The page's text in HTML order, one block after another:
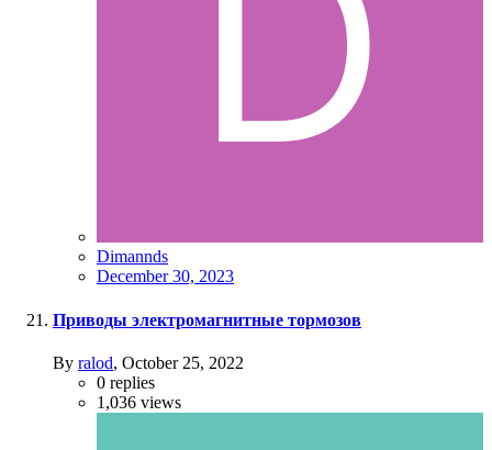
Dimannds
December 30, 2023
Приводы электромагнитные тормозов
By ralod, October 25, 2022
0 replies
1,036 views